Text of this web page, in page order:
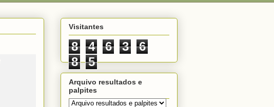
Visitantes
8 4 6 3
6
8
5
Arquivo resultados e
palpites